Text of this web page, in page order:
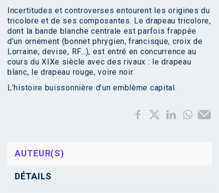
Incertitudes et controverses entourent les origines du
tricolore et de ses composantes. Le drapeau tricolore,
dont la bande blanche centrale est parfois frappée
d’un ornement (bonnet phrygien, francisque, croix de
Lorraine, devise, RF…), est entré en concurrence au
cours du XIXe siècle avec des rivaux : le drapeau
blanc, le drapeau rouge, voire noir.
L’histoire buissonnière d’un emblème capital.
AUTEUR(S)
DÉTAILS